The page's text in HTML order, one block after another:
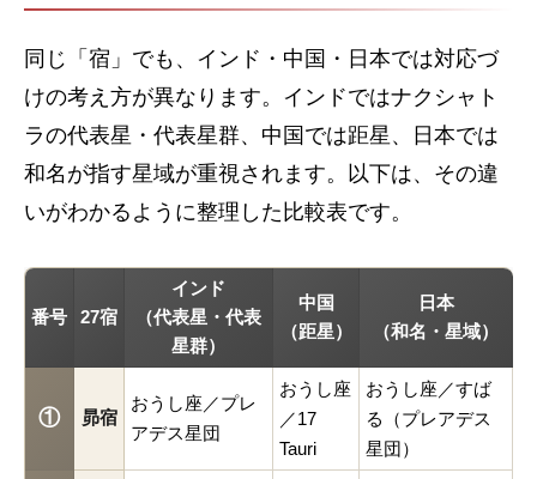
同じ「宿」でも、インド・中国・日本では対応づ
けの考え方が異なります。インドではナクシャト
ラの代表星・代表星群、中国では距星、日本では
和名が指す星域が重視されます。以下は、その違
いがわかるように整理した比較表です。
番号 27宿
インド
（代表星・代表
星群）
中国
（距星）
日本
（和名・星域）
① 昴宿
おうし座／プレ
アデス星団
おうし座
／17
Tauri
おうし座／すば
る（プレアデス
星団）